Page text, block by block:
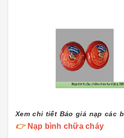
Xem chi tiết Báo giá nạp các
👉 Nạp bình chữa cháy